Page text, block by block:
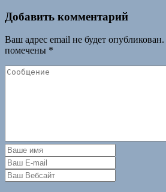
Добавить комментарий
Ваш адрес email не будет опубликован.
помечены *